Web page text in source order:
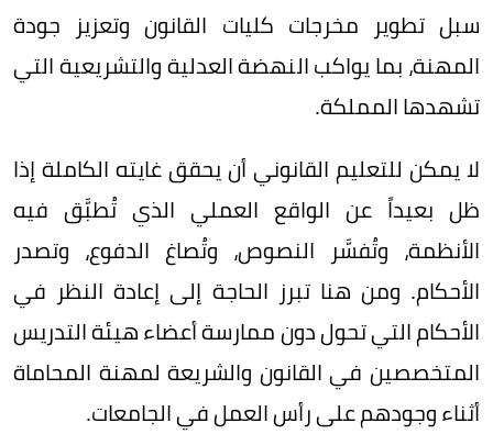
سبل تطوير مخرجات كليات القانون وتعزيز جودة
المهنة، بما يواكب النهضة العدلية والتشريعية التي
تشهدها المملكة.
لا يمكن للتعليم القانوني أن يحقق غايته الكاملة إذا
ظل بعيداً عن الواقع العملي الذي تُطبَّق فيه
الأنظمة، وتُفسَّر النصوص، وتُصاغ الدفوع، وتصدر
الأحكام. ومن هنا تبرز الحاجة إلى إعادة النظر في
الأحكام التي تحول دون ممارسة أعضاء هيئة التدريس
المتخصصين في القانون والشريعة لمهنة المحاماة
أثناء وجودهم على رأس العمل في الجامعات.